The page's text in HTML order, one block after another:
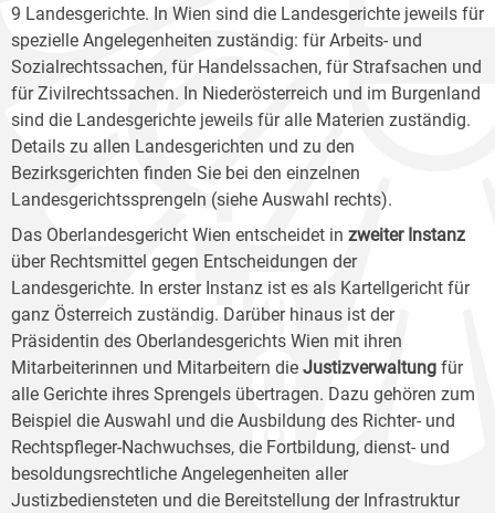
9 Landesgerichte. In Wien sind die Landesgerichte jeweils für
spezielle Angelegenheiten zuständig: für Arbeits- und
Sozialrechtssachen, für Handelssachen, für Strafsachen und
für Zivilrechtssachen. In Niederösterreich und im Burgenland
sind die Landesgerichte jeweils für alle Materien zuständig.
Details zu allen Landesgerichten und zu den
Bezirksgerichten finden Sie bei den einzelnen
Landesgerichtssprengeln (siehe Auswahl rechts).
Das Oberlandesgericht Wien entscheidet in zweiter Instanz
über Rechtsmittel gegen Entscheidungen der
Landesgerichte. In erster Instanz ist es als Kartellgericht für
ganz Österreich zuständig. Darüber hinaus ist der
Präsidentin des Oberlandesgerichts Wien mit ihren
Mitarbeiterinnen und Mitarbeitern die Justizverwaltung für
alle Gerichte ihres Sprengels übertragen. Dazu gehören zum
Beispiel die Auswahl und die Ausbildung des Richter- und
Rechtspfleger-Nachwuchses, die Fortbildung, dienst- und
besoldungsrechtliche Angelegenheiten aller
Justizbediensteten und die Bereitstellung der Infrastruktur